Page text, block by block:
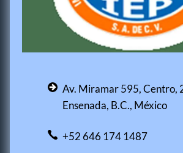
Av. Miramar 595, Centro,
Ensenada, B.C., México
+52 646 174 1487